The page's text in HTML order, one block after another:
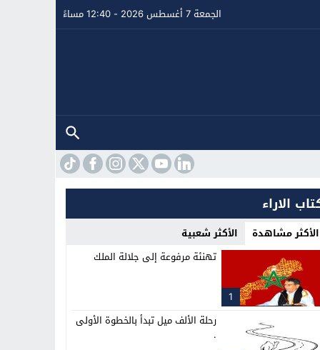
الجمعة 7 أغسطس 2026 - 12:40 مساءً
الاراء
الأكثر مشاهدة الأكثر شعبية
1
تهنئة مرفوعة إلى جلالة الملك
رحلة الألف ميل تبدأ بالخطوة الأولى
.